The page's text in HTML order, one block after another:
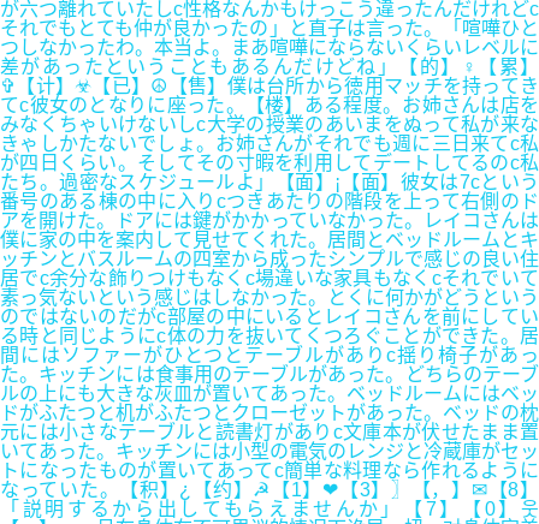
が六つ離れていたしc性格なんかもけっこう違ったんだけれどc
それでもとても仲が良かったの」と直子は言った。「喧嘩ひと
つしなかったわ。本当よ。まあ喧嘩にならないくらいレベルに
差があったということもあるんだけどね」【的】♀【累】
✞【计】☣【已】☮【售】僕は台所から徳用マッチを持ってき
てc彼女のとなりに座った。【楼】ある程度。お姉さんは店を
みなくちゃいけないしc大学の授業のあいまをぬって私が来な
きゃしかたないでしょ。お姉さんがそれでも週に三日来てc私
が四日くらい。そしてその寸暇を利用してデートしてるのc私
たち。過密なスケジュールよ」【面】¡【面】彼女は7cという
番号のある棟の中に入りcつきあたりの階段を上って右側のド
アを開けた。ドアには鍵がかかっていなかった。レイコさんは
僕に家の中を案内して見せてくれた。居間とベッドルームとキ
ッチンとバスルームの四室から成ったシンプルで感じの良い住
居でc余分な飾りつけもなくc場違いな家具もなくcそれでいて
素っ気ないという感じはしなかった。とくに何かがどうという
のではないのだがc部屋の中にいるとレイコさんを前にしてい
る時と同じようにc体の力を抜いてくつろぐことができた。居
間にはソファーがひとつとテーブルがありc揺り椅子があっ
た。キッチンには食事用のテーブルがあった。どちらのテーブ
ルの上にも大きな灰皿が置いてあった。ベッドルームにはベッ
ドがふたつと机がふたつとクローゼットがあった。ベッドの枕
元には小さなテーブルと読書灯がありc文庫本が伏せたまま置
いてあった。キッチンには小型の電気のレンジと冷蔵庫がセッ
トになったものが置いてあってc簡単な料理なら作れるように
なっていた。【积】¿【约】☭【1】❤【3】〗【，】✉【8】
「説明するから出してもらえませんか」【7】【0】웃